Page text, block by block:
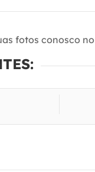
fotos conosco no